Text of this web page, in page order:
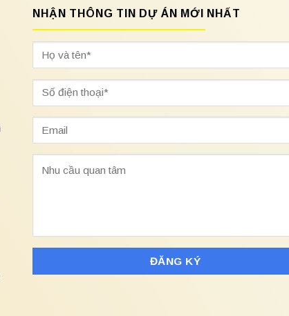
NHẬN THÔNG TIN DỰ ÁN MỚI NHẤT